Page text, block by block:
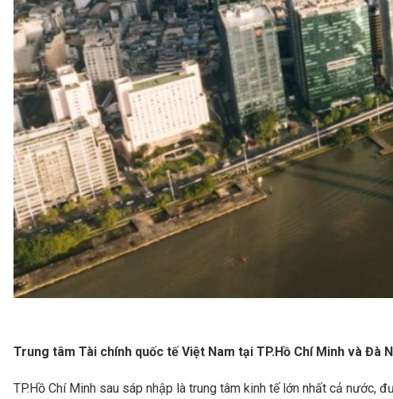
Trung tâm Tài chính quốc tế Việt Nam tại TP.Hồ Chí Minh và
TP.Hồ Chí Minh sau sáp nhập là trung tâm kinh tế lớn nhất cả